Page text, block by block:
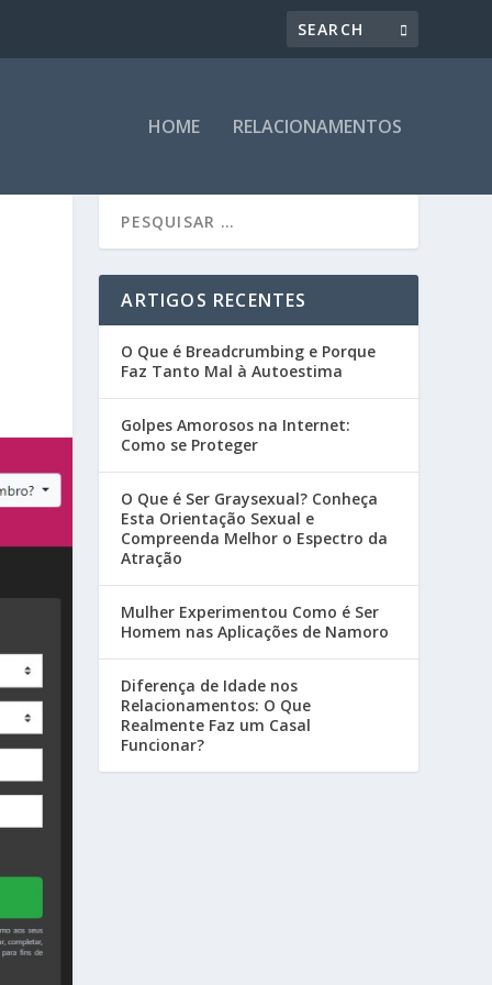
HOME RELACIONAMENTOS
ARTIGOS RECENTES
O Que é Breadcrumbing e Porque
Faz Tanto Mal à Autoestima
Golpes Amorosos na Internet:
Como se Proteger
O Que é Ser Graysexual? Conheça
Esta Orientação Sexual e
Compreenda Melhor o Espectro da
Atração
Mulher Experimentou Como é Ser
Homem nas Aplicações de Namoro
Diferença de Idade nos
Relacionamentos: O Que
Realmente Faz um Casal
Funcionar?